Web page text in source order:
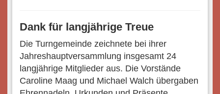
Dank für langjährige Treue
Die Turngemeinde zeichnete bei ihrer
Jahreshauptversammlung insgesamt 24
langjährige Mitglieder aus. Die Vorstände
Caroline Maag und Michael Walch übergaben